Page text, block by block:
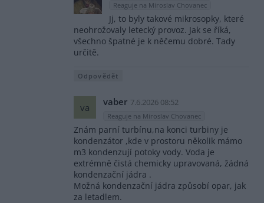
Reaguje na Miroslav Chovanec
Jj, to byly takové mikrosopky, které
neohrožovaly letecký provoz. Jak se říká,
všechno špatné je k něčemu dobré. Tady
určitě.
Odpovědět
va vaber 7.6.2026 08:52
Reaguje na Miroslav Chovanec
Znám parní turbínu,na konci turbiny je
kondenzátor ,kde v prostoru několik mámo
m3 kondenzují potoky vody. Voda je
extrémně čistá chemicky upravovaná, žádná
kondenzační jádra .
Možná kondenzační jádra způsobí opar, jak
za letadlem.